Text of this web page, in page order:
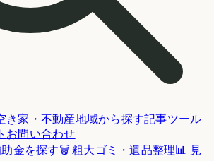
き家・不動産地域から探す記事ツール
お問い合わせ
金を探す🗑️ 粗大ゴミ・遺品整理📊 見